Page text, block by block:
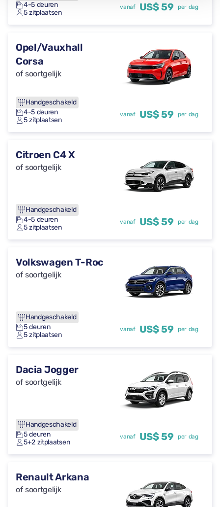
4-5 deuren
5 zitplaatsen
vanaf US$ 59 per dag
Opel/Vauxhall
Corsa
of soortgelijk
Handgeschakeld
4-5 deuren
5 zitplaatsen
vanaf US$ 59 per dag
Citroen C4 X
of soortgelijk
Handgeschakeld
4-5 deuren
5 zitplaatsen
vanaf US$ 59 per dag
Volkswagen T-Roc
of soortgelijk
Handgeschakeld
5 deuren
5 zitplaatsen
vanaf US$ 59 per dag
Dacia Jogger
of soortgelijk
Handgeschakeld
5 deuren
5+2 zitplaatsen
vanaf US$ 59 per dag
Renault Arkana
of soortgelijk